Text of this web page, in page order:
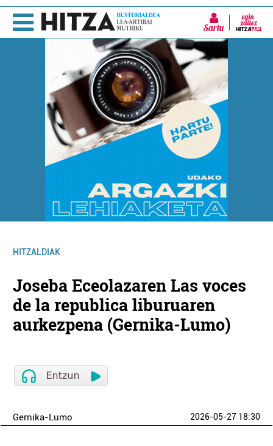
Sartu
HITZALDIAK
Joseba Eceolazaren Las voces
de la republica liburuaren
aurkezpena (Gernika-Lumo)
Gernika-Lumo 2026-05-27 18:30